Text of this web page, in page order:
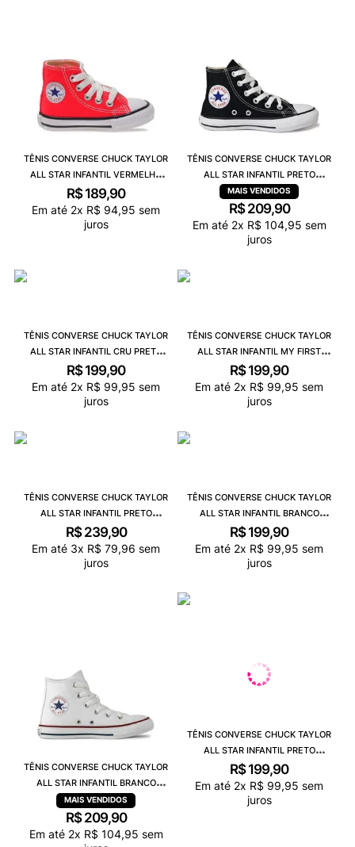
TÊNIS CONVERSE CHUCK TAYLOR
ALL STAR INFANTIL VERMELHO
CRU CK00030004
R$ 189,90
Em até 2x R$ 94,95 sem
juros
TÊNIS CONVERSE CHUCK TAYLOR
ALL STAR INFANTIL PRETO
CK00040002
R$ 209,90
Em até 2x R$ 104,95 sem
juros
TÊNIS CONVERSE CHUCK TAYLOR
ALL STAR INFANTIL CRU PRETO
CK00020002
R$ 199,90
Em até 2x R$ 99,95 sem
juros
TÊNIS CONVERSE CHUCK TAYLOR
ALL STAR INFANTIL MY FIRST
PRETO BRANCO BRANCO
CK04400001
R$ 199,90
Em até 2x R$ 99,95 sem
juros
TÊNIS CONVERSE CHUCK TAYLOR
ALL STAR INFANTIL PRETO
VERMELHO BRANCO CK04200003
R$ 239,90
Em até 3x R$ 79,96 sem
juros
TÊNIS CONVERSE CHUCK TAYLOR
ALL STAR INFANTIL BRANCO
MARINHO CK00020001
R$ 199,90
Em até 2x R$ 99,95 sem
juros
TÊNIS CONVERSE CHUCK TAYLOR
ALL STAR INFANTIL BRANCO
MARINHO CK00040001
R$ 209,90
Em até 2x R$ 104,95 sem
TÊNIS CONVERSE CHUCK TAYLOR
ALL STAR INFANTIL PRETO
VERMELHO CK00020007
R$ 199,90
Em até 2x R$ 99,95 sem
juros